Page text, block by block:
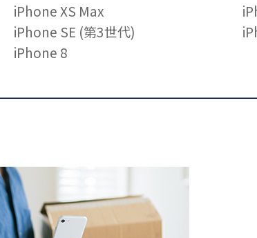
iPhone XS Max
iPhone SE (第3世代)
iPhone 8